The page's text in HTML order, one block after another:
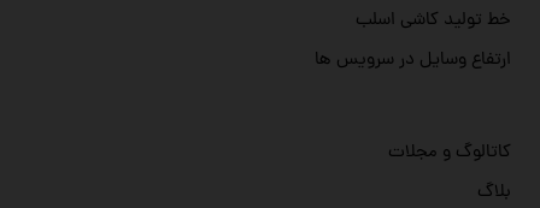
کاتالوگ و مجلات
بلاگ
خط تولید کاشی اسلب
ارتفاع وسایل در سرویس ها